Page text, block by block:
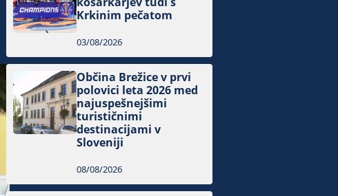
Krkinim pečatom
03/08/2026
Občina Brežice v prvi
polovici leta 2026 med
najuspešnejšimi
turističnimi
destinacijami v
Sloveniji
08/08/2026